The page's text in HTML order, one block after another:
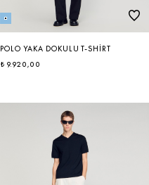
POLO YAKA DOKULU T-SHIRT
₺ 9.920,00